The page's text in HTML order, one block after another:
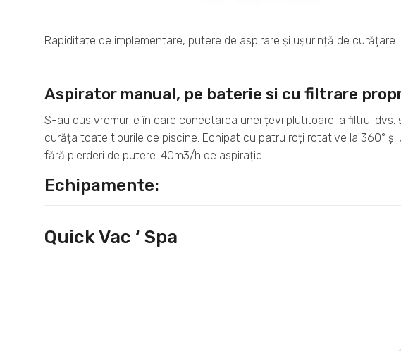
Rapiditate de implementare, putere de aspirare și ușurință de curățare…
Aspirator manual, pe baterie si cu filtrare
S-au dus vremurile în care conectarea unei țevi plutitoare la filtrul
curăța toate tipurile de piscine. Echipat cu patru roți rotative la 360°
fără pierderi de putere. 40m3/h de aspirație.
Echipamente:
Quick Vac ‘ Spa